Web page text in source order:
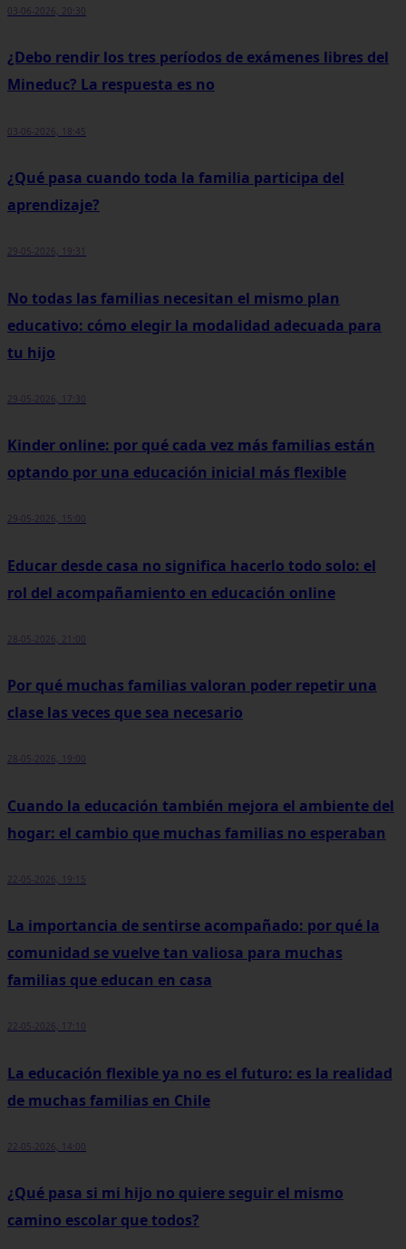
03-06-2026, 20:30
¿Debo rendir los tres períodos de exámenes libres del
Mineduc? La respuesta es no
03-06-2026, 18:45
¿Qué pasa cuando toda la familia participa del
aprendizaje?
29-05-2026, 19:31
No todas las familias necesitan el mismo plan
educativo: cómo elegir la modalidad adecuada para
tu hijo
29-05-2026, 17:30
Kinder online: por qué cada vez más familias están
optando por una educación inicial más flexible
29-05-2026, 15:00
Educar desde casa no significa hacerlo todo solo: el
rol del acompañamiento en educación online
28-05-2026, 21:00
Por qué muchas familias valoran poder repetir una
clase las veces que sea necesario
28-05-2026, 19:00
Cuando la educación también mejora el ambiente del
hogar: el cambio que muchas familias no esperaban
22-05-2026, 19:15
La importancia de sentirse acompañado: por qué la
comunidad se vuelve tan valiosa para muchas
familias que educan en casa
22-05-2026, 17:10
La educación flexible ya no es el futuro: es la realidad
de muchas familias en Chile
22-05-2026, 14:00
¿Qué pasa si mi hijo no quiere seguir el mismo
camino escolar que todos?